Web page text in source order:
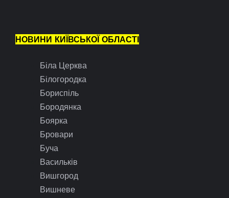
НОВИНИ КИЇВСЬКОЇ ОБЛАСТІ
Біла Церква
Білогородка
Бориспіль
Бородянка
Боярка
Бровари
Буча
Васильків
Вишгород
Вишневе